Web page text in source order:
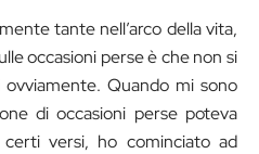
tante nell’arco della vita,
occasioni perse è che non si
Quando mi sono
di occasioni perse poteva
versi, ho cominciato ad